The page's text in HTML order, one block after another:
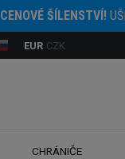
CENOVÉ ŠÍLENSTVÍ!
EUR CZK
CHRÁNIČE